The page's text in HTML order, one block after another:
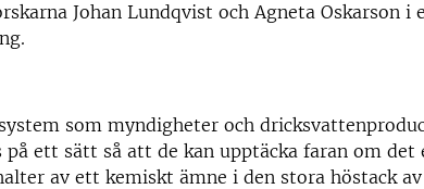
Johan Lundqvist och Agneta Oskarson i
som myndigheter och
på ett sätt så att de kan upptäcka faran om det
av ett kemiskt ämne i den stora höstack av